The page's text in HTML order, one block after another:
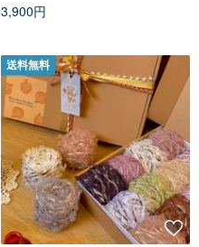
3,900円
送料無料